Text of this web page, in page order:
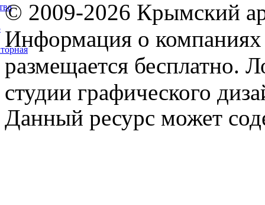
© 2009-2026 Крымский
Информация о компаниях
размещается бесплатно.
студии графического
Данный ресурс может